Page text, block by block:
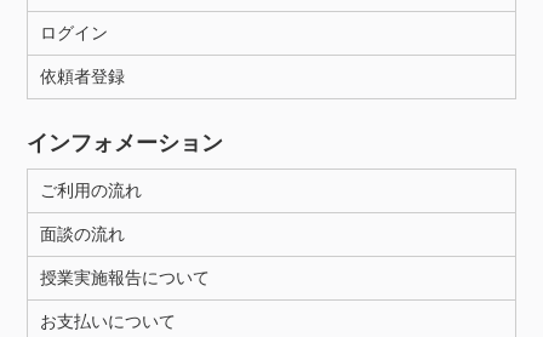
ログイン
依頼者登録
インフォメーション
ご利用の流れ
面談の流れ
授業実施報告について
お支払いについて